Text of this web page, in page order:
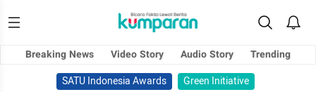
Breaking News Video Story Audio Story
Trending
SATU Indonesia Awards
Green Initiative